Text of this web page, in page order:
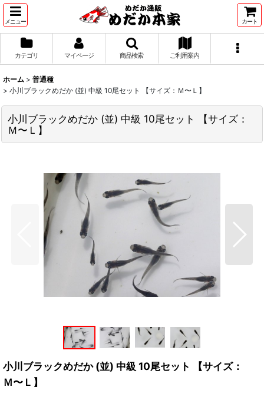
メニュー カート
カテゴリ マイページ 商品検索 ご利用案内
ホーム > 普通種
> 小川ブラックめだか (並) 中級 10尾セット 【サイズ：Ｍ〜Ｌ】
小川ブラックめだか (並) 中級 10尾セット 【サイズ：
Ｍ〜Ｌ】
小川ブラックめだか (並) 中級 10尾セット 【サイズ：
Ｍ〜Ｌ】